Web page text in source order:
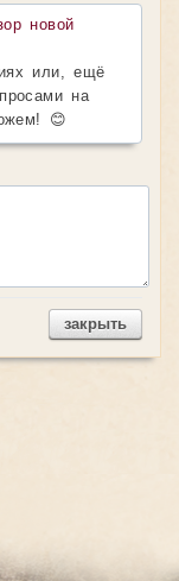
новой
или, ещё
на
😊
закрыть